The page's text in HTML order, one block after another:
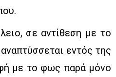
σε αντίθεση με το
εντός της
με το φως παρά μόνο